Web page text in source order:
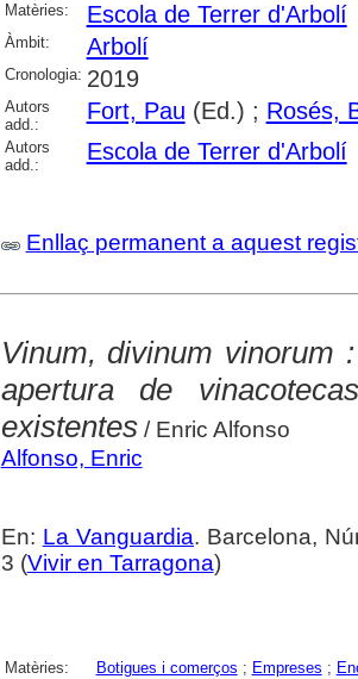
Matèries:
Escola de Terrer d'Arbolí
Àmbit: Arbolí
Cronologia: 2019
Autors
add.:
Fort, Pau (Ed.) ; Rosés,
Autors
add.:
Escola de Terrer d'Arbolí
Enllaç permanent a aquest
Vinum, divinum vinorum
apertura de
existentes/ Enric Alfonso
Alfonso, Enric
En: La Vanguardia. Barcelona,
3 (Vivir en Tarragona)
Matèries: Botigues i comerços ; Empreses ;